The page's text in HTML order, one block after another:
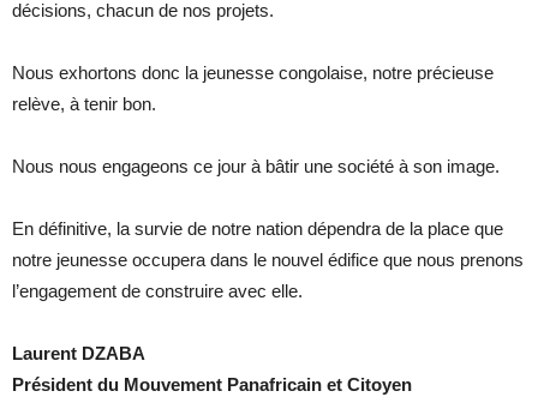
décisions, chacun de nos projets.
Nous exhortons donc la jeunesse congolaise, notre précieuse
relève, à tenir bon.
Nous nous engageons ce jour à bâtir une société à son image.
En définitive, la survie de notre nation dépendra de la place que
notre jeunesse occupera dans le nouvel édifice que nous prenons
l’engagement de construire avec elle.
Laurent DZABA
Président du Mouvement Panafricain et Citoyen